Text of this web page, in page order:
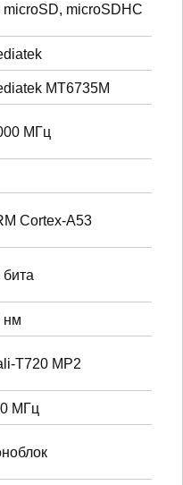
microSD, microSDHC
MT6735M
МГц
Cortex-A53
бита
нм
T720 MP2
МГц